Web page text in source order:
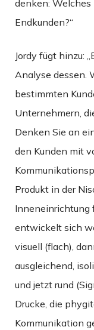
denken: Welches
Endkunden?“
Jordy fügt hinzu:
Analyse dessen.
bestimmten
Unternehmern,
Denken Sie an
den Kunden mit
Produkt in der
Inneneinrichtung
entwickelt sich
visuell (flach),
ausgleichend,
und jetzt rund
Drucke, die
Kommunikation